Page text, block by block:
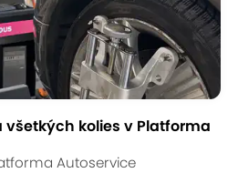
všetkých kolies v Platforma
Autoservice